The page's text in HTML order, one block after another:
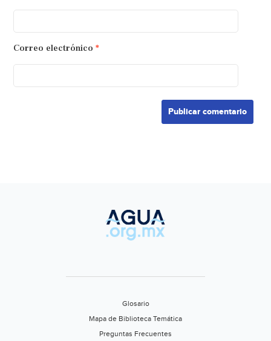
Correo electrónico *
Glosario
Mapa de Biblioteca Temática
Preguntas Frecuentes